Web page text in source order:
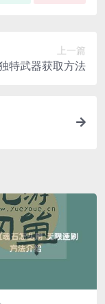
上一篇
特武器获取方法